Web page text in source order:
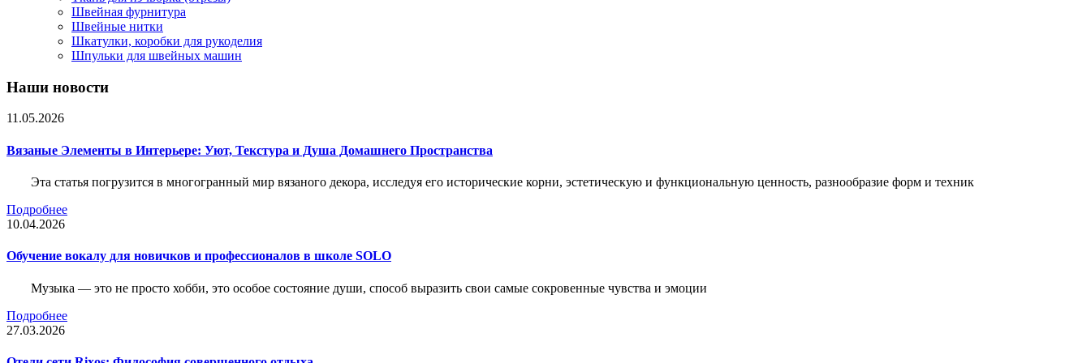
Швейная фурнитура
Швейные нитки
Шкатулки, коробки для рукоделия
Шпульки для швейных машин
Наши новости
11.05.2026
Вязаные Элементы в Интерьере: Уют, Текстура и Душа Домашнего Пространства
Эта статья погрузится в многогранный мир вязаного декора, исследуя его исторические корни, эстетическую и функциональную ценность, разнообразие форм и техник
Подробнее
10.04.2026
Обучение вокалу для новичков и профессионалов в школе SOLO
Музыка — это не просто хобби, это особое состояние души, способ выразить свои самые сокровенные чувства и эмоции
Подробнее
27.03.2026